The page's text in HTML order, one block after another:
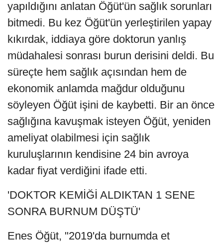
yapıldığını anlatan Öğüt'ün sağlık sorunları
bitmedi. Bu kez Öğüt'ün yerleştirilen yapay
kıkırdak, iddiaya göre doktorun yanlış
müdahalesi sonrası burun derisini deldi. Bu
süreçte hem sağlık açısından hem de
ekonomik anlamda mağdur olduğunu
söyleyen Öğüt işini de kaybetti. Bir an önce
sağlığına kavuşmak isteyen Öğüt, yeniden
ameliyat olabilmesi için sağlık
kuruluşlarının kendisine 24 bin avroya
kadar fiyat verdiğini ifade etti.
'DOKTOR KEMİĞİ ALDIKTAN 1 SENE
SONRA BURNUM DÜŞTÜ'
Enes Öğüt, "2019'da burnumda et